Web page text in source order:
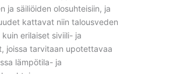
ja säiliöiden olosuhteisiin, ja
kattavat niin talousveden
erilaiset siviili- ja
joissa tarvitaan upotettavaa
lämpötila- ja